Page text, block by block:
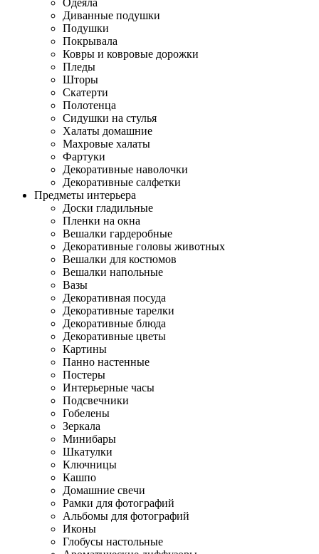
Одеяла
Диванные подушки
Подушки
Покрывала
Ковры и ковровые дорожки
Пледы
Шторы
Скатерти
Полотенца
Сидушки на стулья
Халаты домашние
Махровые халаты
Фартуки
Декоративные наволочки
Декоративные салфетки
Предметы интерьера
Доски гладильные
Пленки на окна
Вешалки гардеробные
Декоративные головы животных
Вешалки для костюмов
Вешалки напольные
Вазы
Декоративная посуда
Декоративные тарелки
Декоративные блюда
Декоративные цветы
Картины
Панно настенные
Постеры
Интерьерные часы
Подсвечники
Гобелены
Зеркала
Минибары
Шкатулки
Ключницы
Кашпо
Домашние свечи
Рамки для фотографий
Альбомы для фотографий
Иконы
Глобусы настольные